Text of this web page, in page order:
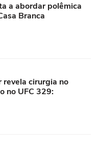
a abordar polêmica
Branca
revela cirurgia no
no UFC 329: